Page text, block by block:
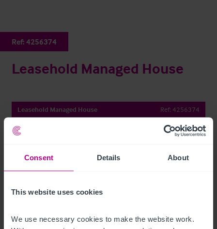
Consent Details About
This website uses cookies
We use necessary cookies to make the website work.
Ref: 4256374
Leasehold Managed House
Leasehold Managed House Ref: 4256374